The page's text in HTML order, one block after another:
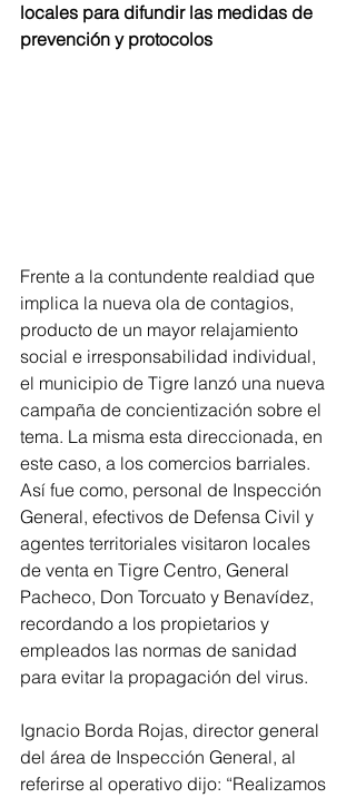
locales para difundir las medidas de
prevención y protocolos
Frente a la contundente realdiad que
implica la nueva ola de contagios,
producto de un mayor relajamiento
social e irresponsabilidad individual,
el municipio de Tigre lanzó una nueva
campaña de concientización sobre el
tema. La misma esta direccionada, en
este caso, a los comercios barriales.
Así fue como, personal de Inspección
General, efectivos de Defensa Civil y
agentes territoriales visitaron locales
de venta en Tigre Centro, General
Pacheco, Don Torcuato y Benavídez,
recordando a los propietarios y
empleados las normas de sanidad
para evitar la propagación del virus.
Ignacio Borda Rojas, director general
del área de Inspección General, al
referirse al operativo dijo: “Realizamos